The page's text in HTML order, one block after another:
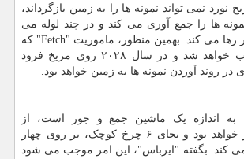
نورد نمی تواند نمونه ها را به زمین بازگرداند،
ها را جمع آوری می کند و در چند لوله می
گذارد و در پشت سر رها می کند. بهمین منظور، ماموریت "Fetch" که
در سال ۲۰۲۶ پرتاب خواهد شد و در سال ۲۰۲۸ روی مریخ فرود
در روند آوردن نمونه ها به زمین خواهد بود.
به اندازه یک ماشین جمع و جور است، از
"استقامت" کوچکتر خواهد بود و بجای ۶ چرخ کوچک، بر روی چهار
کند. بگفته "ایرباس"، این امر موجب می شود